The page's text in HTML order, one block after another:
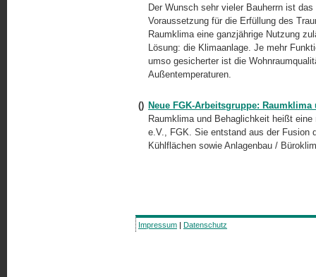
Der Wunsch sehr vieler Bauherrn ist
Voraussetzung für die Erfüllung des
Raumklima eine ganzjährige Nutzung
Lösung: die Klimaanlage. Je mehr
umso gesicherter ist die
Außentemperaturen.
() Neue FGK-Arbeitsgruppe:
Raumklima und Behaglichkeit heißt
e.V., FGK. Sie entstand aus der Fusion
Kühlflächen sowie Anlagenbau /
Impressum | Datenschutz